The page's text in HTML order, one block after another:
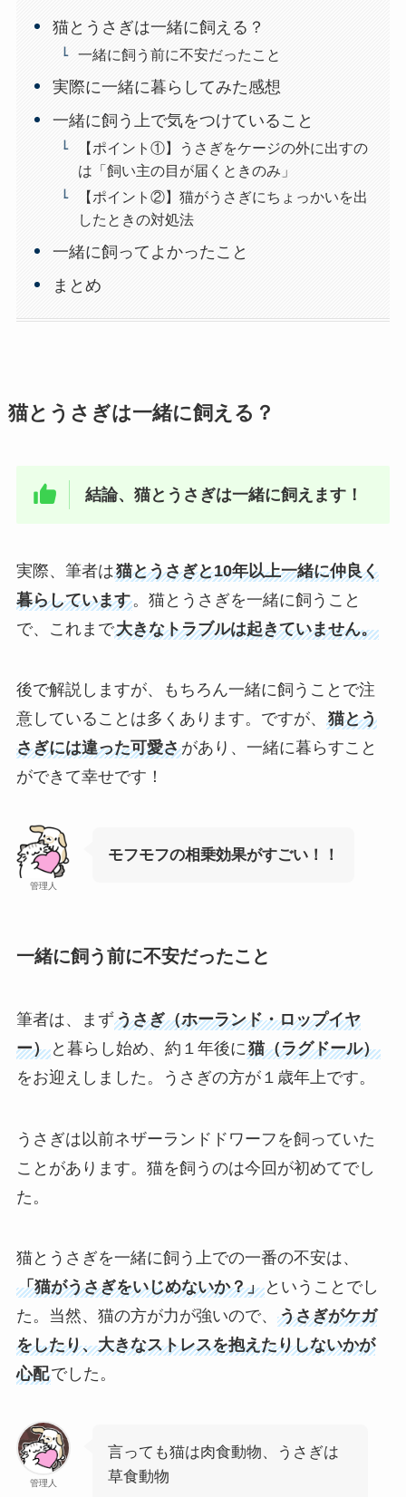
猫とうさぎは一緒に飼える？
一緒に飼う前に不安だったこと
実際に一緒に暮らしてみた感想
一緒に飼う上で気をつけていること
【ポイント①】うさぎをケージの外に出すの
は「飼い主の目が届くときのみ」
【ポイント②】猫がうさぎにちょっかいを出
したときの対処法
一緒に飼ってよかったこと
まとめ
猫とうさぎは一緒に飼える？
結論、猫とうさぎは一緒に飼えます！
実際、筆者は猫とうさぎと10年以上一緒に仲良く
暮らしています。猫とうさぎを一緒に飼うこと
で、これまで大きなトラブルは起きていません。
後で解説しますが、もちろん一緒に飼うことで注
意していることは多くあります。ですが、 猫とう
さぎには違った可愛さがあり、一緒に暮らすこと
ができて幸せです！
管理人
モフモフの相乗効果がすごい！！
一緒に飼う前に不安だったこと
筆者は、まずうさぎ（ホーランド・ロップイヤ
ー）と暮らし始め、約１年後に猫（ラグドール）
をお迎えしました。うさぎの方が１歳年上です。
うさぎは以前ネザーランドドワーフを飼っていた
ことがあります。猫を飼うのは今回が初めてでし
た。
猫とうさぎを一緒に飼う上での一番の不安は、
「猫がうさぎをいじめないか？」ということでし
た。当然、猫の方が力が強いので、 うさぎがケガ
をしたり、大きなストレスを抱えたりしないかが
心配でした。
管理人
言っても猫は肉食動物、うさぎは
草食動物